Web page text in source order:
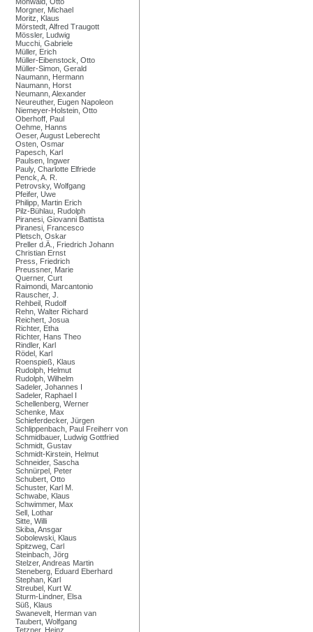
Morgner, Michael
Moritz, Klaus
Mörstedt, Alfred Traugott
Mössler, Ludwig
Mucchi, Gabriele
Müller, Erich
Müller-Eibenstock, Otto
Müller-Simon, Gerald
Naumann, Hermann
Naumann, Horst
Neumann, Alexander
Neureuther, Eugen Napoleon
Niemeyer-Holstein, Otto
Oberhoff, Paul
Oehme, Hanns
Oeser, August Leberecht
Osten, Osmar
Papesch, Karl
Paulsen, Ingwer
Pauly, Charlotte Elfriede
Penck, A. R.
Petrovsky, Wolfgang
Pfeifer, Uwe
Philipp, Martin Erich
Pilz-Bühlau, Rudolph
Piranesi, Giovanni Battista
Piranesi, Francesco
Pletsch, Oskar
Preller d.Ä., Friedrich Johann
Christian Ernst
Press, Friedrich
Preussner, Marie
Querner, Curt
Raimondi, Marcantonio
Rauscher, J.
Rehbeil, Rudolf
Rehn, Walter Richard
Reichert, Josua
Richter, Etha
Richter, Hans Theo
Rindler, Karl
Rödel, Karl
Roenspieß, Klaus
Rudolph, Helmut
Rudolph, Wilhelm
Sadeler, Johannes I
Sadeler, Raphael I
Schellenberg, Werner
Schenke, Max
Schieferdecker, Jürgen
Schlippenbach, Paul Freiherr von
Schmidbauer, Ludwig Gottfried
Schmidt, Gustav
Schmidt-Kirstein, Helmut
Schneider, Sascha
Schnürpel, Peter
Schubert, Otto
Schuster, Karl M.
Schwabe, Klaus
Schwimmer, Max
Sell, Lothar
Sitte, Willi
Skiba, Ansgar
Sobolewski, Klaus
Spitzweg, Carl
Steinbach, Jörg
Stelzer, Andreas Martin
Steneberg, Eduard Eberhard
Stephan, Karl
Streubel, Kurt W.
Sturm-Lindner, Elsa
Süß, Klaus
Swanevelt, Herman van
Taubert, Wolfgang
Tetzner, Heinz